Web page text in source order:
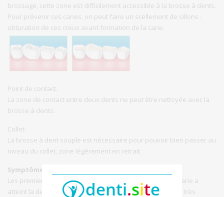
brossage, cette zone est difficilement accessible à la brosse à dents.
Pour prévenir ces caries, on peut faire un scellement de sillons :
obturation de ces creux avant formation de la carie.
Point de contact.
La zone de contact entre deux dents ne peut être nettoyée avec la
brosse à dents.
Collet.
La brosse à dent souple est nécessaire pour pouvoir bien passer au
niveau du collet, zone légèrement en retrait.
Symptômes
Les premiers signes peuvent apparaître une fois que la carie a
atteint la dentine. Mais parfois la douleur ne survient que très